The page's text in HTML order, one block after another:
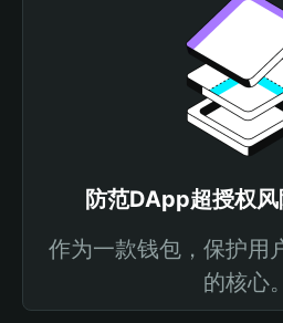
防范DApp超授权
作为一款钱包，保护用
的核心。